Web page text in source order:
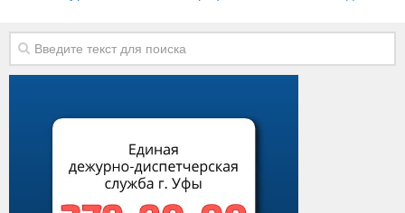
Обслуживание опасных производственных объектов
УГЗ рекомендует
Памятки населению
Как стать спасателем
Уголок гражданской обороны